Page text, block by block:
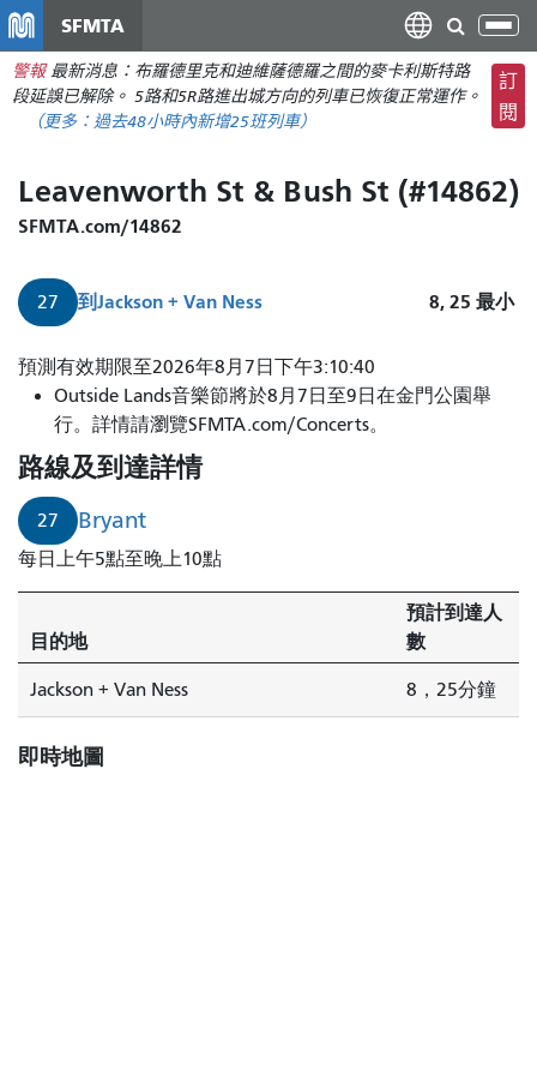
主
要
內
SFMTA
切
換
導
航
警報 最新消息：布羅德里克和迪維薩德羅之間的麥卡利斯特路
段延誤已解除。 5路和5R路進出城方向的列車已恢復正常運作。
（更多： 過去48小時內新增25班列車）
訂
閱
Leavenworth St & Bush St (#14862)
SFMTA.com/14862
27 到Jackson + Van Ness 8, 25 最小
預測有效期限至2026年8月7日下午3:10:40
Outside Lands音樂節將於8月7日至9日在金門公園舉
行。詳情請瀏覽SFMTA.com/Concerts。
路線及到達詳情
27 Bryant
每日上午5點至晚上10點
目的地
預計到達人
數
Jackson + Van Ness 8，25分鐘
即時地圖